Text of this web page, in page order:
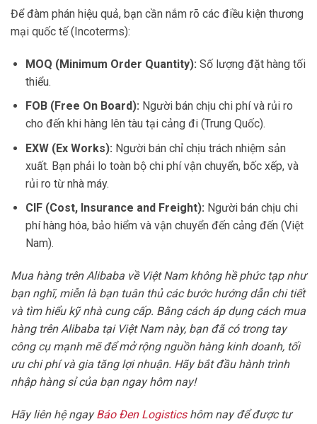
Để đàm phán hiệu quả, bạn cần nắm rõ các điều kiện thương
mại quốc tế (Incoterms):
MOQ (Minimum Order Quantity): Số lượng đặt hàng tối
thiểu.
FOB (Free On Board): Người bán chịu chi phí và rủi ro
cho đến khi hàng lên tàu tại cảng đi (Trung Quốc).
EXW (Ex Works): Người bán chỉ chịu trách nhiệm sản
xuất. Bạn phải lo toàn bộ chi phí vận chuyển, bốc xếp, và
rủi ro từ nhà máy.
CIF (Cost, Insurance and Freight): Người bán chịu chi
phí hàng hóa, bảo hiểm và vận chuyển đến cảng đến (Việt
Nam).
Mua hàng trên Alibaba về Việt Nam không hề phức tạp như
bạn nghĩ, miễn là bạn tuân thủ các bước hướng dẫn chi tiết
và tìm hiểu kỹ nhà cung cấp. Bằng cách áp dụng cách mua
hàng trên Alibaba tại Việt Nam này, bạn đã có trong tay
công cụ mạnh mẽ để mở rộng nguồn hàng kinh doanh, tối
ưu chi phí và gia tăng lợi nhuận. Hãy bắt đầu hành trình
nhập hàng sỉ của bạn ngay hôm nay!
Hãy liên hệ ngayBáo Đen Logisticshôm nay để được tư